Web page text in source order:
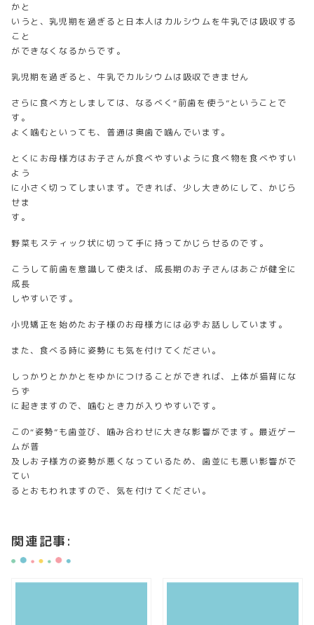
かと
いうと、乳児期を過ぎると日本人はカルシウムを牛乳では吸収する
こと
ができなくなるからです。
乳児期を過ぎると、牛乳でカルシウムは吸収できません
さらに食べ方としましては、なるべく“前歯を使う”ということで
す。
よく噛むといっても、普通は奥歯で噛んでいます。
とくにお母様方はお子さんが食べやすいように食べ物を食べやすい
よう
に小さく切ってしまいます。できれば、少し大きめにして、かじら
せま
す。
野菜もスティック状に切って手に持ってかじらせるのです。
こうして前歯を意識して使えば、成長期のお子さんはあごが健全に
成長
しやすいです。
小児矯正を始めたお子様のお母様方には必ずお話ししています。
また、食べる時に姿勢にも気を付けてください。
しっかりとかかとをゆかにつけることができれば、上体が猫背にな
らず
に起きますので、噛むとき力が入りやすいです。
この“姿勢”も歯並び、噛み合わせに大きな影響がでます。最近ゲー
ムが普
及しお子様方の姿勢が悪くなっているため、歯並にも悪い影響がで
てい
るとおもわれますので、気を付けてください。
関連記事: